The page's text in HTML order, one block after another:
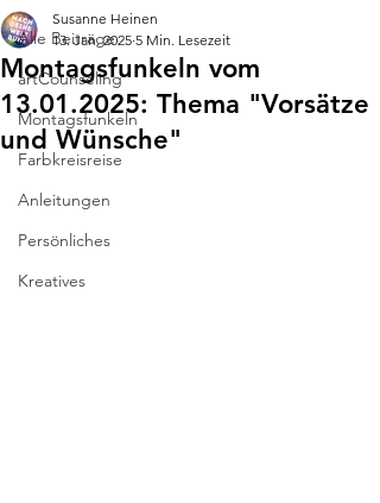
Alle Beiträge
artCounseling
Montagsfunkeln
Farbkreisreise
Anleitungen
Persönliches
Kreatives
Montagsfunkeln vom
13.01.2025: Thema "Vorsätze
und Wünsche"
Susanne Heinen
13. Jan. 2025 5 Min. Lesezeit